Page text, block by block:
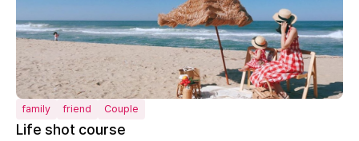
family friend Couple
Life shot course